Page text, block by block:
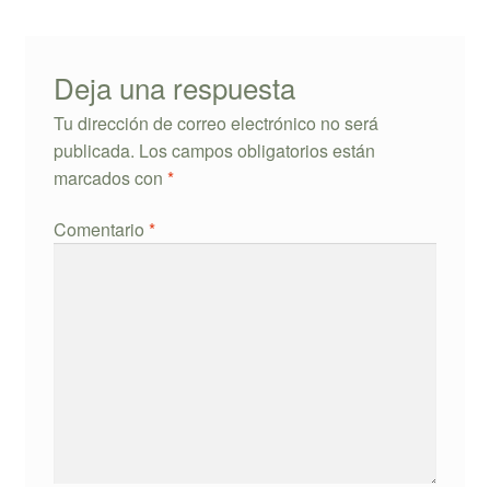
Deja una respuesta
Tu dirección de correo electrónico no será
publicada. Los campos obligatorios están
marcados con *
Comentario *